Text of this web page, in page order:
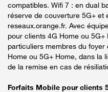
compatibles. Wifi 7 : en dual
réserve de couverture 5G+ et
reseaux.orange.fr. Avec
pour clients 4G Home ou
particuliers membres du
Home ou 5G+ Home, dans la
de la remise en cas de
Forfaits Mobile pour clients